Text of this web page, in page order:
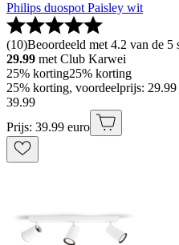
Philips duospot Paisley wit
(10)Beoordeeld met 4.2 van de 5
29.99 met Club Karwei
25% korting25% korting
25% korting, voordeelprijs:
39.99
Prijs: 39.99 euro